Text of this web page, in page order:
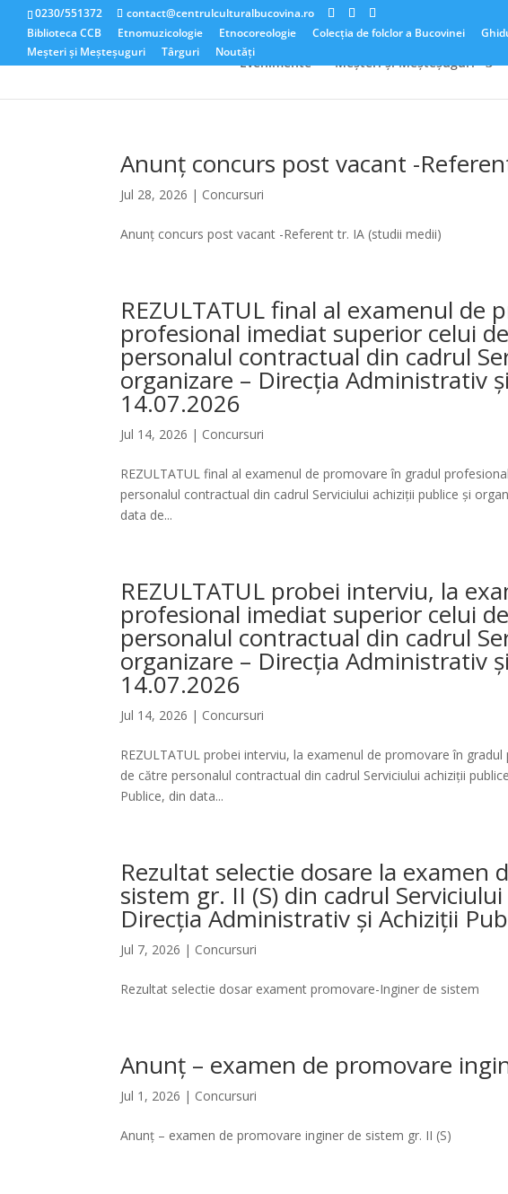
0230/551372
contact@centrulculturalbucovina.ro
Biblioteca CCB
Etnomuzicologie Etnocoreologie Colecția de folclor a Bucovinei
Meșteri și Meșteșuguri
Târguri Noutăți
Evenimente Meșteri și Meșteșuguri
Anunț concurs post vacant -
Jul 28, 2026 | Concursuri
Anunț concurs post vacant -Referent tr. IA (studii medii)
REZULTATUL final al examenul de
profesional imediat superior celui
personalul contractual din cadrul
organizare – Direcția Administrativ
14.07.2026
Jul 14, 2026 | Concursuri
REZULTATUL final al examenul de promovare în gradul
personalul contractual din cadrul Serviciului achiziții publice și
data de...
REZULTATUL probei interviu, la
profesional imediat superior celui
personalul contractual din cadrul
organizare – Direcția Administrativ
14.07.2026
Jul 14, 2026 | Concursuri
REZULTATUL probei interviu, la examenul de promovare în
de către personalul contractual din cadrul Serviciului achiziții
Publice, din data...
Rezultat selectie dosare la examen
sistem gr. II (S) din cadrul
Direcția Administrativ și Achiziții
Jul 7, 2026 | Concursuri
Rezultat selectie dosar exament promovare-Inginer de sistem
Anunț – examen de promovare
Jul 1, 2026 | Concursuri
Anunț – examen de promovare inginer de sistem gr. II (S)